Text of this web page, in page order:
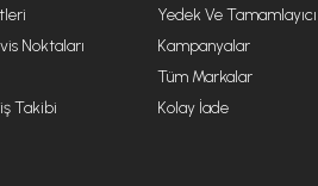
Noktaları
Takibi
Yedek Ve
Kampanyalar
Tüm Markalar
Kolay İade